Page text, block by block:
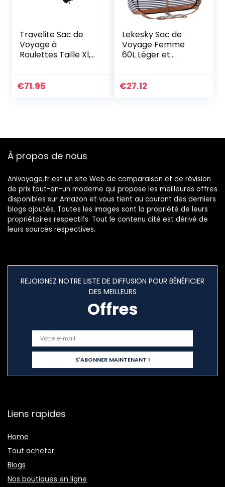
Travelite Sac de
Voyage à
Roulettes Taille Xl,
Voyage Pratique à
€71.95
Lekesky Sac de
Voyage Femme
60L Léger et
Taille Sac de Sport
€27.12
À propos de nous
Anivoyage.fr est un site Web de comparaison et de révision
de prix tout-en-un moderne qui propose les meilleures offres
disponibles sur Amazon et vous tient au courant des derniers
blogs ajoutés. Toutes les images sont la propriété de leurs
propriétaires respectifs. Tout le contenu cité est dérivé de
leurs sources respectives.
REJOIGNEZ NOTRE LISTE DE DIFFUSION POUR BÉNÉFICIER
DES MEILLEURS
Offres
Liens rapides
Home
Tout acheter
Blogs
Nos boutiques en ligne